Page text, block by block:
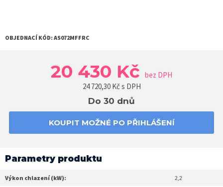
OBJEDNACÍ KÓD: AS072MFFRC
20 430 Kč bez DPH
24 720,30Kč s DPH
Do 30 dnů
KOUPIT MOŽNÉ PO PŘIHLÁŠENÍ
Parametry produktu
Výkon chlazení (kW): 2,2